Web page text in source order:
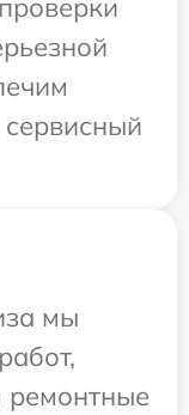
мы
ремонтные